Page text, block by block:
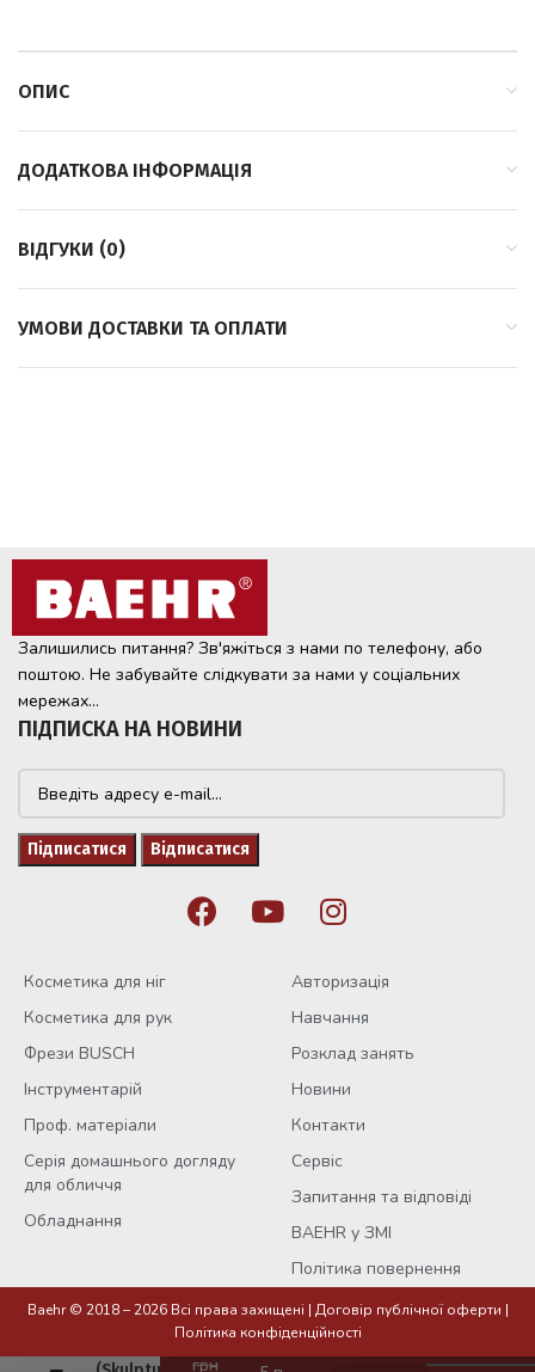
ОПИС
ДОДАТКОВА ІНФОРМАЦІЯ
ВІДГУКИ (0)
УМОВИ ДОСТАВКИ ТА ОПЛАТИ
Залишились питання? Зв'яжіться з нами по телефону, або
поштою. Не забувайте слідкувати за нами у соціальних
мережах...
ПІДПИСКА НА НОВИНИ
Косметика для ніг
Косметика для рук
Фрези BUSCH
Інструментарій
Проф. матеріали
Серія домашнього догляду
для обличчя
Обладнання
Авторизація
Навчання
Розклад занять
Новини
Контакти
Сервіс
Запитання та відповіді
BAEHR у ЗМІ
Політика повернення
Baehr © 2018 – 2026 Всі права захищені | Договір публічної оферти |
Політика конфіденційності
грн